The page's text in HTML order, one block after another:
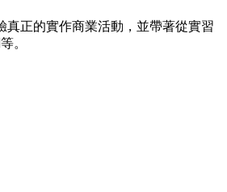
真正的實作商業活動，並帶著從實習
。